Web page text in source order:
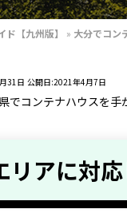
【九州版】 » 大分でコン
31日 公開日:2021年4月7日
でコンテナハウスを
リアに対